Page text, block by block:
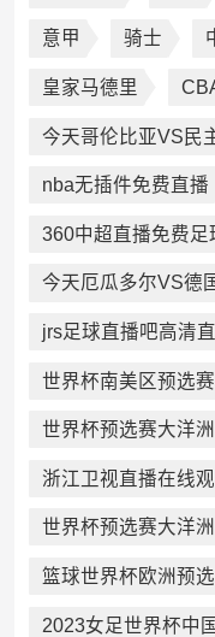
意甲 骑士
皇家马德里
今天哥伦比亚VS民
nba无插件免费直播
360中超直播免费足
今天厄瓜多尔VS德
jrs足球直播吧高清
世界杯南美区预选
世界杯预选赛大洋洲
浙江卫视直播在线
世界杯预选赛大洋
篮球世界杯欧洲预
2023女足世界杯中